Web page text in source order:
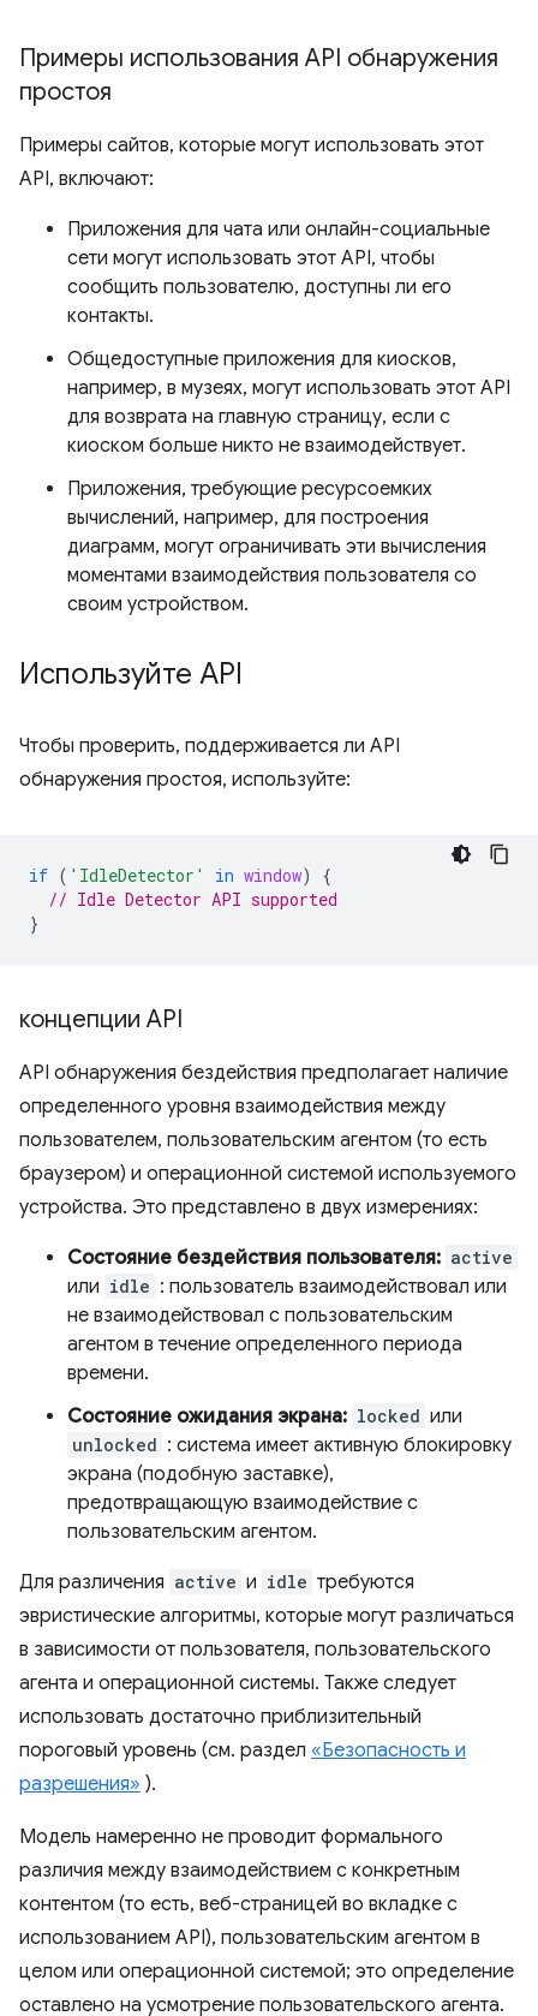
Примеры использования API обнаружения
простоя
Примеры сайтов, которые могут использовать этот
API, включают:
Приложения для чата или онлайн-социальные
сети могут использовать этот API, чтобы
сообщить пользователю, доступны ли его
контакты.
Общедоступные приложения для киосков,
например, в музеях, могут использовать этот API
для возврата на главную страницу, если с
киоском больше никто не взаимодействует.
Приложения, требующие ресурсоемких
вычислений, например, для построения
диаграмм, могут ограничивать эти вычисления
моментами взаимодействия пользователя со
своим устройством.
Используйте API
Чтобы проверить, поддерживается ли API
обнаружения простоя, используйте:
if ( 'IdleDetector' in window)
{
// Idle Detector API supported
}
концепции API
API обнаружения бездействия предполагает наличие
определенного уровня взаимодействия между
пользователем, пользовательским агентом (то есть
браузером) и операционной системой используемого
устройства. Это представлено в двух измерениях:
Состояние бездействия пользователя: active
или idle : пользователь взаимодействовал или
не взаимодействовал с пользовательским
агентом в течение определенного периода
времени.
Состояние ожидания экрана: locked или
unlocked : система имеет активную блокировку
экрана (подобную заставке),
предотвращающую взаимодействие с
пользовательским агентом.
Для различения active и idle требуются
эвристические алгоритмы, которые могут различаться
в зависимости от пользователя, пользовательского
агента и операционной системы. Также следует
использовать достаточно приблизительный
пороговый уровень (см. раздел «Безопасность и
разрешения» ).
Модель намеренно не проводит формального
различия между взаимодействием с конкретным
контентом (то есть, веб-страницей во вкладке с
использованием API), пользовательским агентом в
целом или операционной системой; это определение
оставлено на усмотрение пользовательского агента.